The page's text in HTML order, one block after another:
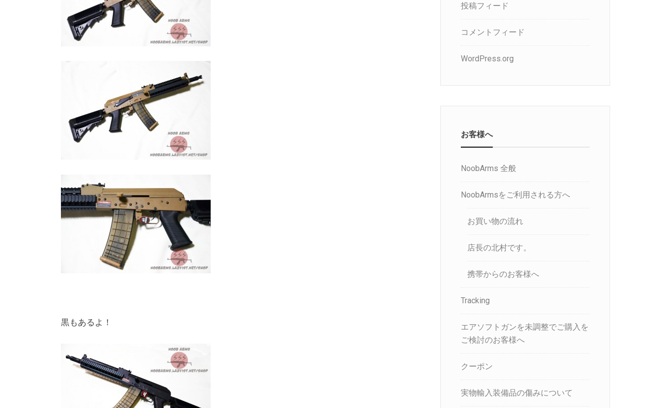
黒もあるよ！
投稿フィード
コメントフィード
WordPress.org
お客様へ
NoobArms 全般
NoobArmsをご利用される方へ
お買い物の流れ
店長の北村です。
携帯からのお客様へ
Tracking
エアソフトガンを未調整でご購入を
ご検討のお客様へ
クーポン
実物輸入装備品の傷みについて